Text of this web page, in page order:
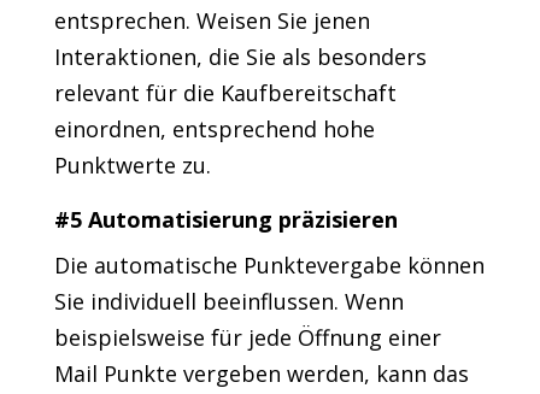
entsprechen. Weisen Sie jenen
Interaktionen, die Sie als besonders
relevant für die Kaufbereitschaft
einordnen, entsprechend hohe
Punktwerte zu.
#5 Automatisierung präzisieren
Die automatische Punktevergabe können
Sie individuell beeinflussen. Wenn
beispielsweise für jede Öffnung einer
Mail Punkte vergeben werden, kann das